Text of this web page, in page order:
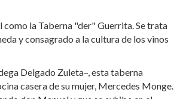
como la Taberna "der" Guerrita. Se trata
y consagrado a la cultura de los vinos
Delgado Zuleta–, esta taberna
casera de su mujer, Mercedes Monge.